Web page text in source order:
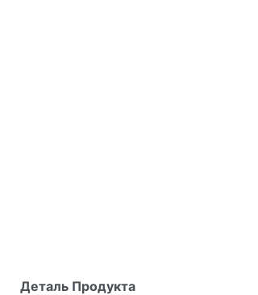
Деталь Продукта